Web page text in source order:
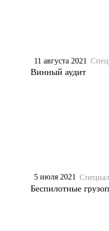
11 августа 2021
Винный аудит
5 июля 2021
Беспилотные